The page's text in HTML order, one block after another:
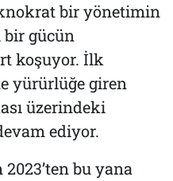
bir yönetimin
bir gücün
koşuyor. İlk
yürürlüğe giren
üzerindeki
ediyor.
bu yana